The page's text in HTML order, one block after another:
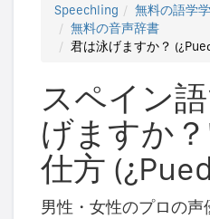
Speechling
無料の語学
無料の音声辞書
君は泳げますか？
スペイン
げますか
仕方
男性・女性のプロの声